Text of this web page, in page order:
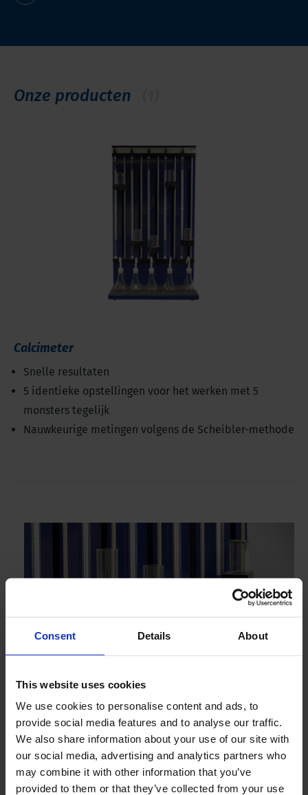
Consent Details About
This website uses cookies
We use cookies to personalise content and ads, to
provide social media features and to analyse our traffic.
We also share information about your use of our site with
our social media, advertising and analytics partners who
may combine it with other information that you’ve
provided to them or that they’ve collected from your use
Onze producten
Calcimeter
Snelle resultaten
5 identieke opstellingen voor het werken met 5
monsters tegelijk
Nauwkeurige metingen volgens de Scheibler-methode
De Scheibler methode
Bij deze methode wordt het carbonaatgehalte van de